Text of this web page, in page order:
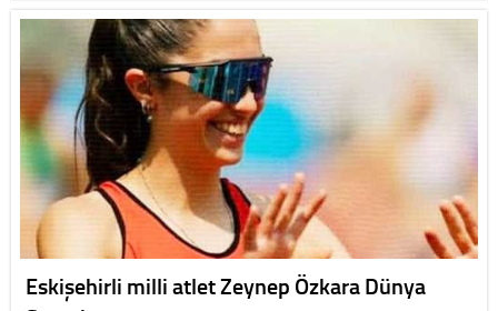
Eskişehirli milli atlet Zeynep Özkara Dünya